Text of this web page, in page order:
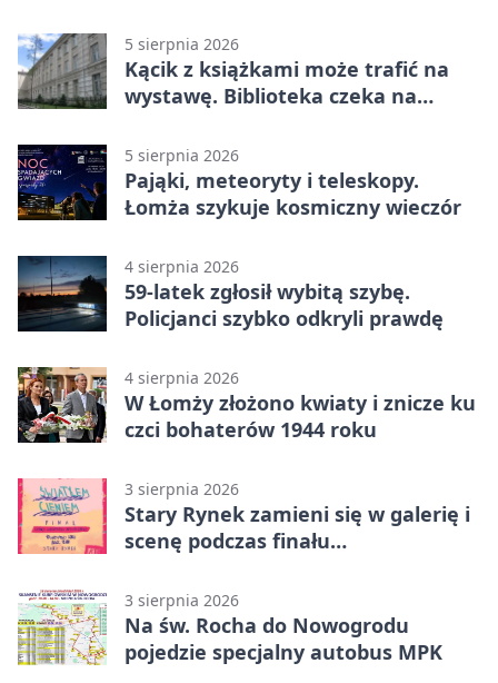
5 sierpnia 2026
Kącik z książkami może trafić na
wystawę. Biblioteka czeka na
5 sierpnia 2026
Pająki, meteoryty i teleskopy.
Łomża szykuje kosmiczny wieczór
4 sierpnia 2026
59-latek zgłosił wybitą szybę.
Policjanci szybko odkryli prawdę
4 sierpnia 2026
W Łomży złożono kwiaty i znicze ku
czci bohaterów 1944 roku
3 sierpnia 2026
Stary Rynek zamieni się w galerię i
scenę podczas finału
3 sierpnia 2026
Na św. Rocha do Nowogrodu
pojedzie specjalny autobus MPK